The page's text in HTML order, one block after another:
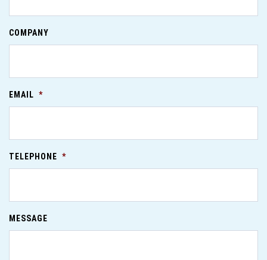
COMPANY
EMAIL *
TELEPHONE *
MESSAGE